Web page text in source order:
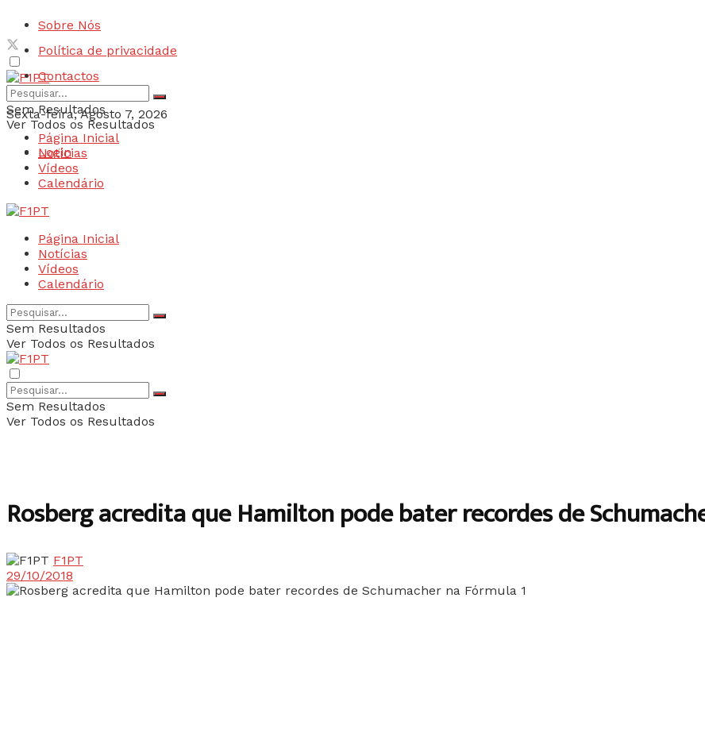
Sobre Nós
Política de privacidade
Contactos
Sexta-feira, Agosto 7, 2026
Login
Sem Resultados
Ver Todos os Resultados
Página Inicial
Notícias
Vídeos
Calendário
Página Inicial
Notícias
Vídeos
Calendário
Sem Resultados
Ver Todos os Resultados
Sem Resultados
Ver Todos os Resultados
Rosberg acredita que Hamilton pode bater recordes de
F1PT
29/10/2018